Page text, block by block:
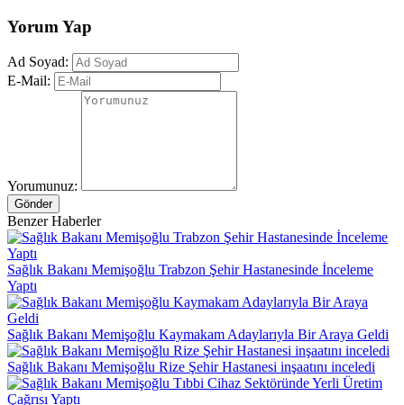
Yorum Yap
Ad Soyad:
E-Mail:
Yorumunuz:
Gönder
Benzer Haberler
Sağlık Bakanı Memişoğlu Trabzon Şehir Hastanesinde İnceleme
Yaptı
Sağlık Bakanı Memişoğlu Kaymakam Adaylarıyla Bir Araya Geldi
Sağlık Bakanı Memişoğlu Rize Şehir Hastanesi inşaatını inceledi